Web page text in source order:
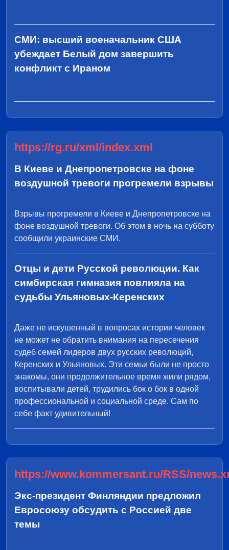
СМИ: высший военачальник США
убеждает Белый дом завершить
конфликт с Ираном
https://rg.ru/xml/index.xml
В Киеве и Днепропетровске на фоне
воздушной тревоги прогремели взрывы
Взрывы прогремели в Киеве и Днепропетровске на
фоне воздушной тревоги. Об этом в ночь на субботу
сообщили украинские СМИ.
Отцы и дети Русской революции. Как
симбирская гимназия повлияла на
судьбы Ульяновых-Керенских
Даже не искушенный в вопросах истории человек
не может не обратить внимания на пересечения
судеб семей лидеров двух русских революций,
Керенских и Ульяновых. Эти семьи были не просто
знакомы, они продолжительное время жили рядом,
воспитывали детей, трудились бок о бок в одной
профессиональной и социальной среде. Сам по
себе факт удивительный!
https://www.kommersant.ru/RSS/
Экс-президент Финляндии предложил
Евросоюзу обсудить с Россией две
темы